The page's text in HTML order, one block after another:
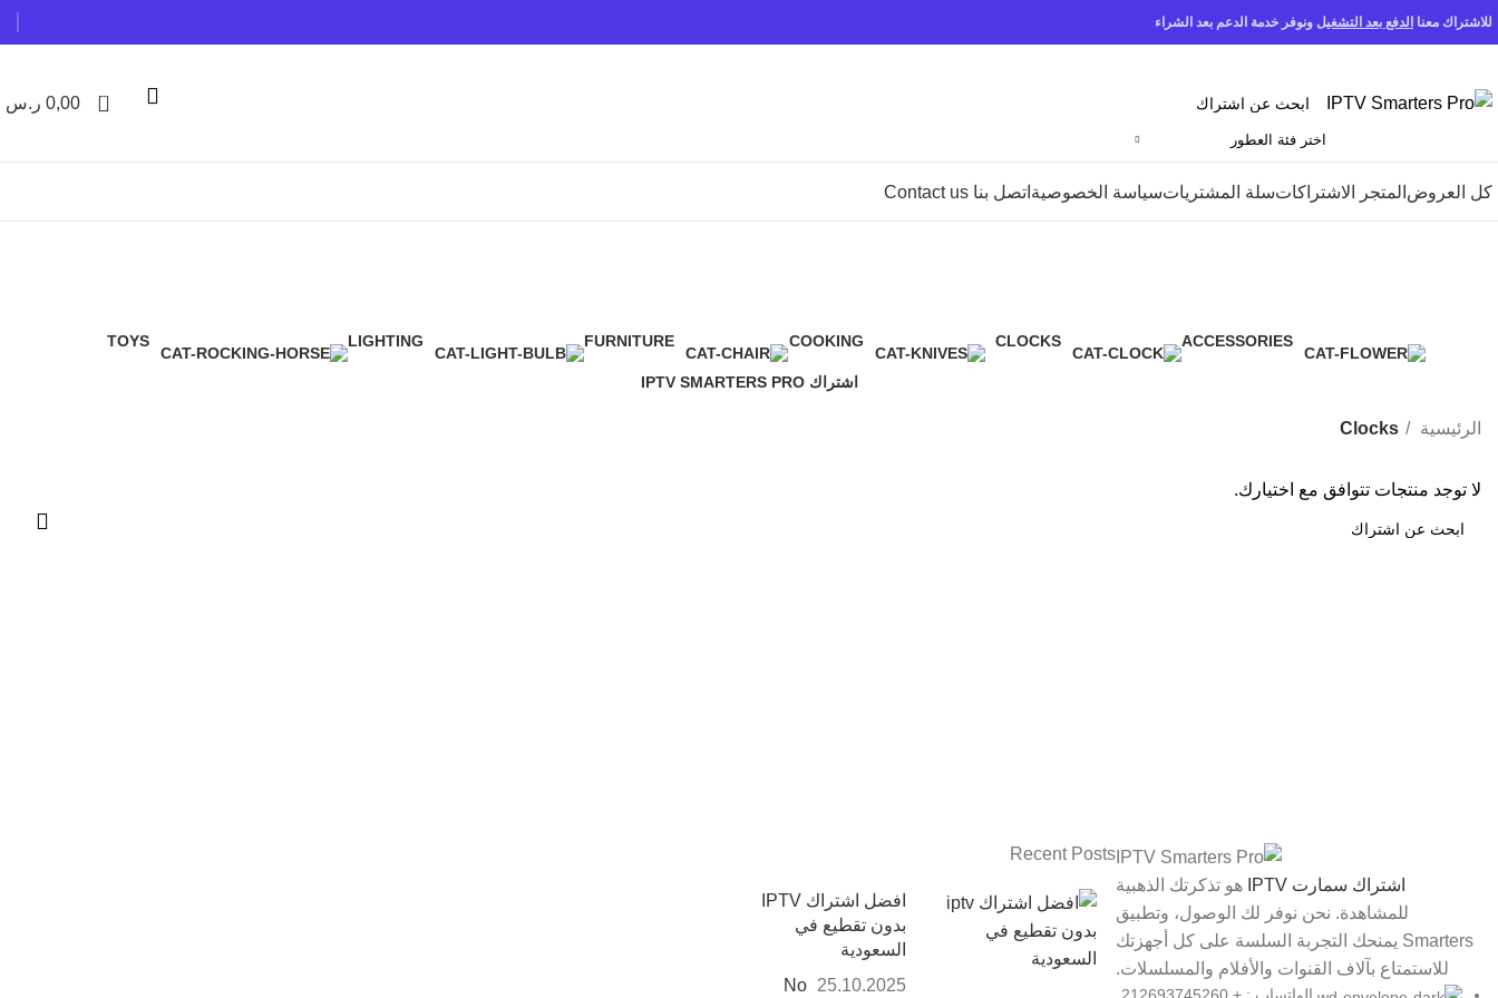
للاشتراك معنا الدفع بعد التشغيل ونوفر خدمة الدعم بعد الشراء
اختر فئة العطور
0
0,00 ر.س
كل العروض المتجر الاشتراكاتسلة المشترياتسياسة الخصوصية اتصل بنا Contact us
ACCESSORIES
CLOCKS
COOKING
FURNITURE
LIGHTING
TOYS
اشتراك IPTV SMARTERS PRO
الرئيسية Clocks
لا توجد منتجات تتوافق مع اختيارك.
اشتراك سمارت IPTV
هو تذكرتك الذهبية
للمشاهدة. نحن نوفر لك الوصول، وتطبيق
Smarters يمنحك التجربة السلسة على كل أجهزتك
للاستمتاع بآلاف القنوات والأفلام والمسلسلات.
Recent Posts
افضل اشتراك IPTV
بدون تقطيع في
السعودية
25.10.2025
No